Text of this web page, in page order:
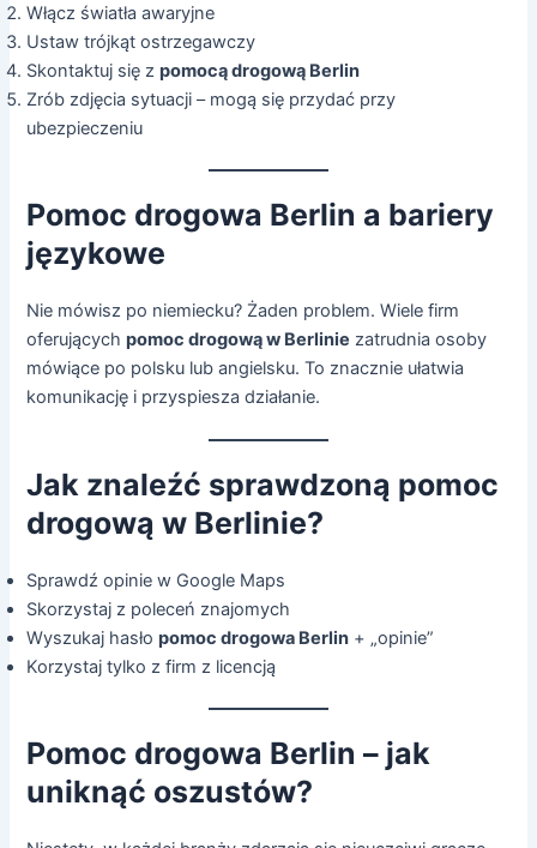
Włącz światła awaryjne
Ustaw trójkąt ostrzegawczy
Skontaktuj się zpomocą drogową Berlin
Zrób zdjęcia sytuacji – mogą się przydać przy
ubezpieczeniu
Pomoc drogowa Berlin a bariery
językowe
Nie mówisz po niemiecku? Żaden problem. Wiele firm
oferującychpomoc drogową w Berlinie zatrudnia osoby
mówiące po polsku lub angielsku. To znacznie ułatwia
komunikację i przyspiesza działanie.
Jak znaleźć sprawdzoną pomoc
drogową w Berlinie?
Sprawdź opinie w Google Maps
Skorzystaj z poleceń znajomych
Wyszukaj hasłopomoc drogowa Berlin + „opinie”
Korzystaj tylko z firm z licencją
Pomoc drogowa Berlin – jak
uniknąć oszustów?